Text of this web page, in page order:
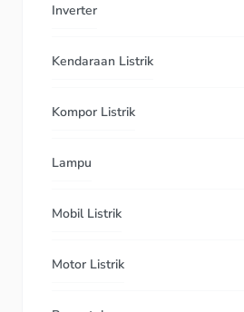
Inverter
Kendaraan Listrik
Kompor Listrik
Lampu
Mobil Listrik
Motor Listrik